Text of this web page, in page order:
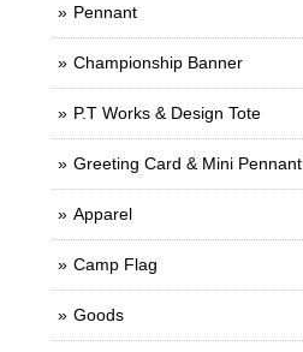
Pennant
Championship Banner
P.T Works & Design Tote
Greeting Card & Mini Pennant
Apparel
Camp Flag
Goods